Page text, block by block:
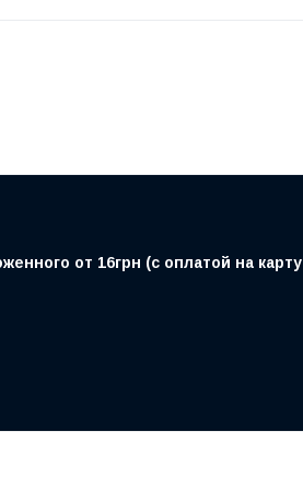
от 16грн (с оплатой на карту